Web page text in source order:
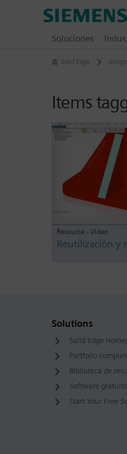
Solid Edge
Items
Resource - Video
Reutilización y
Solutions
Solid Edge
Portfolio
Biblioteca de
Software gratuito
Start Your Free
Soluciones